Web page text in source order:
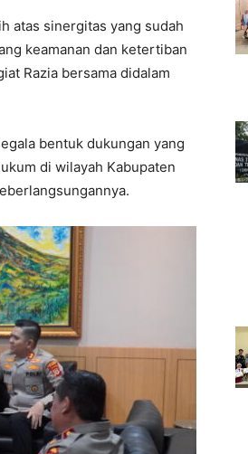
atas sinergitas yang sudah
keamanan dan ketertiban
Razia bersama didalam
bentuk dukungan yang
di wilayah Kabupaten